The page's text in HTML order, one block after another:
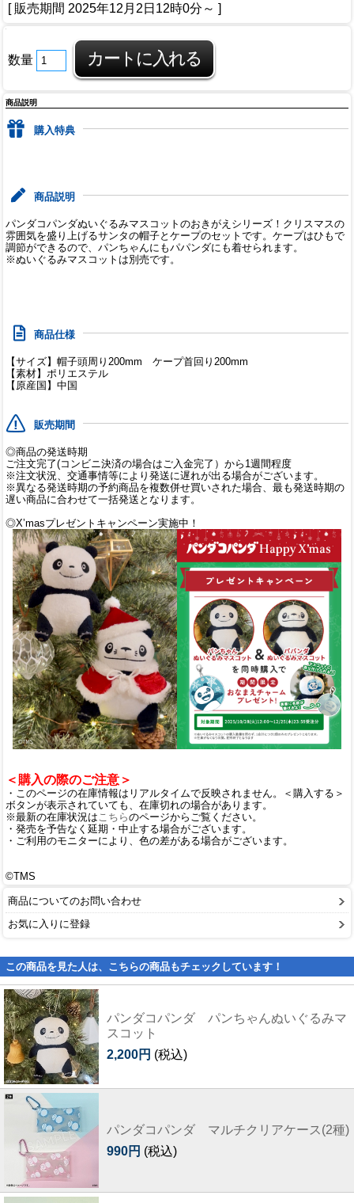
[ 販売期間 2025年12月2日12時0分 ～ ]
数量
商品説明
購入特典
商品説明
パンダコパンダぬいぐるみマスコットのおきがえシリーズ！クリスマスの
雰囲気を盛り上げるサンタの帽子とケープのセットです。ケープはひもで
調節ができるので、パンちゃんにもパパンダにも着せられます。
※ぬいぐるみマスコットは別売です。
商品仕様
【サイズ】帽子頭周り200mm ケープ首回り200mm
【素材】ポリエステル
【原産国】中国
販売期間
◎商品の発送時期
ご注文完了(コンビニ決済の場合はご入金完了）から1週間程度
※注文状況、交通事情等により発送に遅れが出る場合がございます。
※異なる発送時期の予約商品を複数併せ買いされた場合、最も発送時期の
遅い商品に合わせて一括発送となります。
◎X’masプレゼントキャンペーン実施中！
＜購入の際のご注意＞
・このページの在庫情報はリアルタイムで反映されません。＜購入する＞
ボタンが表示されていても、在庫切れの場合があります。
※最新の在庫状況は こちらのページからご覧ください。
・発売を予告なく延期・中止する場合がございます。
・ご利用のモニターにより、色の差がある場合がございます。
©TMS
商品についてのお問い合わせ
お気に入りに登録
この商品を見た人は、こちらの商品もチェックしています！
パンダコパンダ パンちゃんぬいぐるみマ
スコット
2,200円 (税込)
パンダコパンダ マルチクリアケース(2種)
990円 (税込)